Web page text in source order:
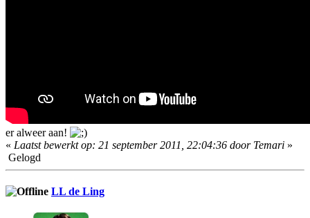
er alweer aan!
« Laatst bewerkt op: 21 september 2011, 22:04:36 door Temari »
Gelogd
LL de Ling